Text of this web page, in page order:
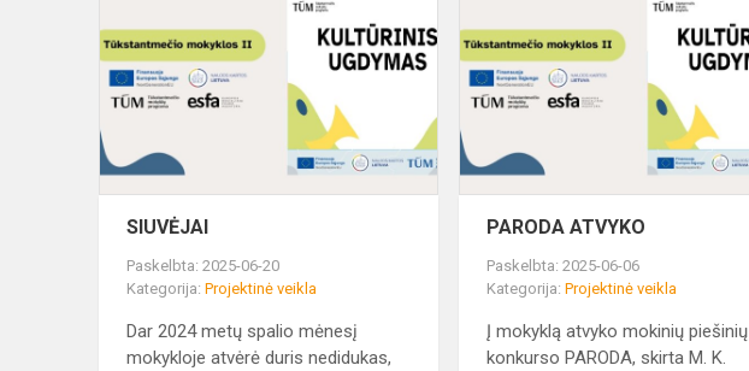
SIUVĖJAI
Paskelbta: 2025-06-20
Kategorija: Projektinė veikla
Dar 2024 metų spalio mėnesį
mokykloje atvėrė duris nedidukas,
PARODA ATVYKO
Paskelbta: 2025-06-06
Kategorija:Projektinė veikla
Į mokyklą atvyko mokinių piešinių
konkurso PARODA, skirta M. K.